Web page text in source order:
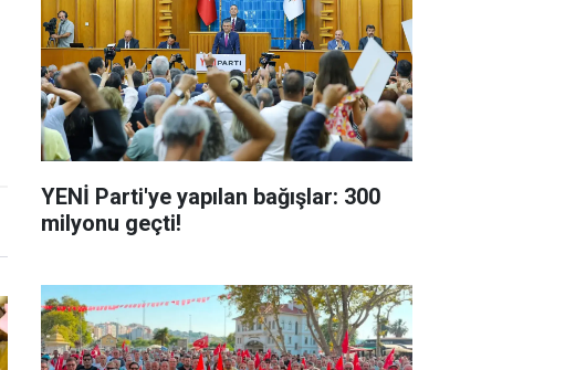
YENİ Parti'ye yapılan bağışlar: 300
milyonu geçti!